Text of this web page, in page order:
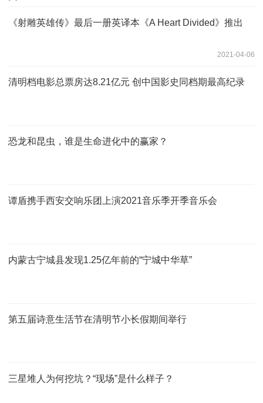
《射雕英雄传》最后一册英译本《A Heart Divided》推出
2021-04-06
清明档电影总票房达8.21亿元 创中国影史同档期最高纪录
恐龙和昆虫，谁是生命进化中的赢家？
谭盾携手西安交响乐团上演2021音乐季开季音乐会
内蒙古宁城县发现1.25亿年前的“宁城中华草”
第五届诗意生活节在清明节小长假期间举行
三星堆人为何挖坑？“现场”是什么样子？